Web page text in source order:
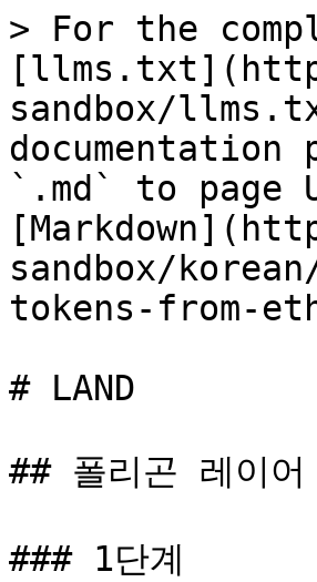
> For the
sandbox/
documentation
`.md` to page
sandbox/
tokens-from-
# LAND
## 폴리곤 레이
### 1단계